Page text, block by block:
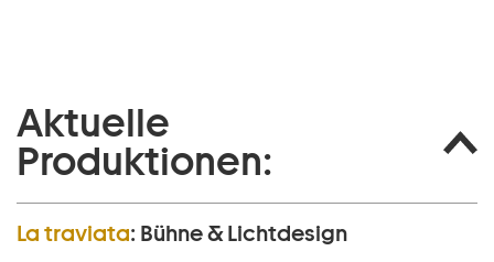
Aktuelle
Produktionen:
La traviata: Bühne & Lichtdesign